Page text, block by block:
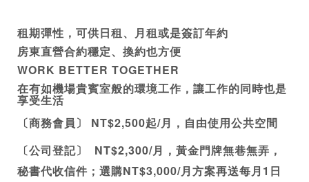
租期彈性，可供日租、月租或是簽訂年約
房東直營合約穩定、換約也方便
WORK BETTER TOGETHER
在有如機場貴賓室般的環境工作，讓工作的同時也是
享受生活
〔商務會員〕
NT$2,500起/月，自由使用公共空間
〔公司登記〕
  NT$2,300/月，黃金門牌無巷無弄，
秘書代收信件；選購NT$3,000/月方案再送每月1日